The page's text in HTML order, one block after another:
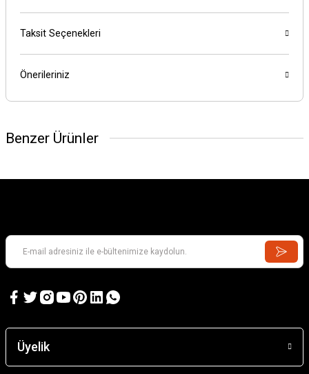
Taksit Seçenekleri
Önerileriniz
Benzer Ürünler
Üyelik